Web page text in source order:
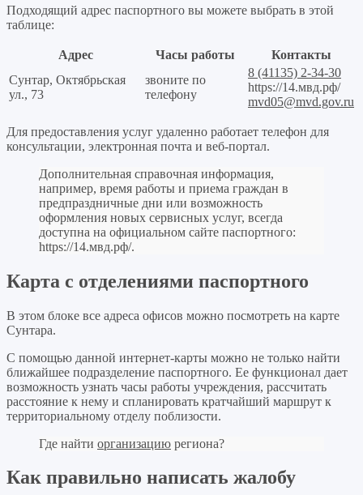
Подходящий адрес паспортного вы можете выбрать в этой
таблице:
Адрес Часы работы
Контакты
Сунтар, Октябрьская
ул., 73
звоните по
телефону
8 (41135) 2-34-30
https://14.мвд.рф/
mvd05@mvd.gov.ru
Для предоставления услуг удаленно работает телефон для
консультации, электронная почта и веб-портал.
Дополнительная справочная информация,
например, время работы и приема граждан в
предпраздничные дни или возможность
оформления новых сервисных услуг, всегда
доступна на официальном сайте паспортного:
https://14.мвд.рф/.
Карта с отделениями паспортного
В этом блоке все адреса офисов можно посмотреть на карте
Сунтара.
С помощью данной интернет-карты можно не только найти
ближайшее подразделение паспортного. Ее функционал дает
возможность узнать часы работы учреждения, рассчитать
расстояние к нему и спланировать кратчайший маршрут к
территориальному отделу поблизости.
Где найти организацию региона?
Как правильно написать жалобу